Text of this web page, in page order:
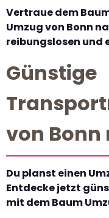
Vertraue dem
Umzug von Bonn
reibungslosen und
Günstige
von Bonn
Du planst einen
Entdecke jetzt
mit dem Baum